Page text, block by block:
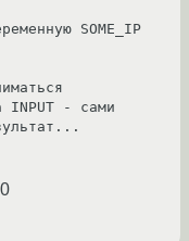
SOME_IP
INPUT - сами